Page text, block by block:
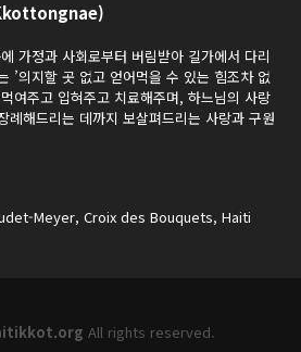
가정과 사회로부터 버림받아 길가에서 다리
’의지할 곳 없고 얻어먹을 수 있는 힘조차 없
여주고 입혀주고 치료해주며, 하느님의 사랑
례해드리는 데까지 보살펴드리는 사랑과 구원
Meyer, Croix des Bouquets, Haiti
All rights reserved.